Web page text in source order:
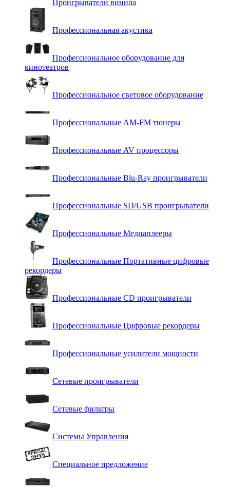
Проигрыватели винила
Профессиональная акустика
Профессиональное оборудование для
кинотеатров
Профессиональное световое оборудование
Профессиональные AM-FM тюнеры
Профессиональные AV процессоры
Профессиональные Blu-Ray проигрыватели
Профессиональные SD/USB проигрыватели
Профессиональные Медиаплееры
Профессиональные Портативные цифровые
рекордеры
Профессиональные СD проигрыватели
Профессиональные Цифровые рекордеры
Профессиональные усилители мощности
Сетевые проигрыватели
Сетевые фильтры
Системы Управления
Специальное предложение